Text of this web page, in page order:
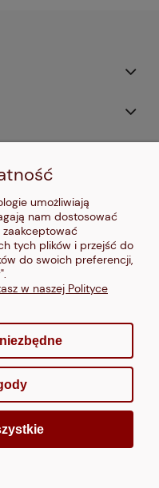
umożliwiają
nam dostosować
tych plików i przejść do
do swoich preferencji,
w naszej Polityce